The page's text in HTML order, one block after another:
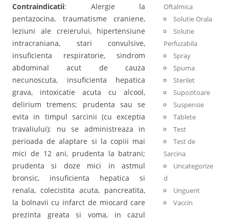
Contraindicatii: Alergie la
pentazocina, traumatisme craniene,
leziuni ale creierului, hipertensiune
intracraniana, stari convulsive,
insuficienta respiratorie, sindrom
abdominal acut de cauza
necunoscuta, insuficienta hepatica
grava, intoxicatie acuta cu alcool,
delirium tremens; prudenta sau se
evita in timpul sarcinii (cu exceptia
travaliului); nu se administreaza in
perioada de alaptare si la copiii mai
mici de 12 ani, prudenta la batrani;
prudenta si doze mici in astmul
bronsic, insuficienta hepatica si
renala, colecistita acuta, pancreatita,
la bolnavii cu infarct de miocard care
prezinta greata si voma, in cazul
Oftalmica
Solutie Orala
Solutie
Perfuzabila
Spray
Spuma
Sterilet
Supozitoare
Suspensie
Tablete
Test
Test de
Sarcina
Uncategorize
d
Unguent
Vaccin